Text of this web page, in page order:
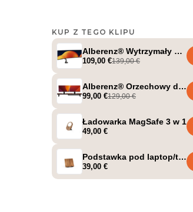
@setup_dad
KUP Z TEGO KLIPU
Alberenz® Wytrzymały
109,00 €139,00 €
Alberenz® Orzechowy
99,00 €129,00 €
Ładowarka MagSafe 3 w 1
49,00 €
Podstawka pod laptop/
39,00 €